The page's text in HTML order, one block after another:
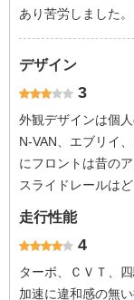
あり苦労しました。
デザイン
3
外観デザインは個
N-VAN、エブリイ
にフロントは昔の
スライドレールは
走行性能
4
ターボ、ＣＶＴ、
加速に違和感の無